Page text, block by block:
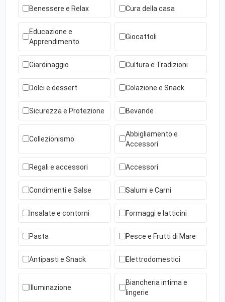
Benessere e Relax Cura della casa
Educazione e
Apprendimento
Giocattoli
Giardinaggio Cultura e Tradizioni
Dolci e dessert Colazione e Snack
Sicurezza e Protezione Bevande
Collezionismo
Abbigliamento e
Accessori
Regali e accessori Accessori
Condimenti e Salse Salumi e Carni
Insalate e contorni Formaggi e latticini
Pasta Pesce e Frutti di Mare
Antipasti e Snack Elettrodomestici
Illuminazione
Biancheria intima e
lingerie